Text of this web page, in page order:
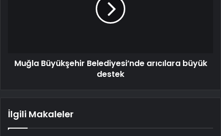
Muğla Büyükşehir Belediyesi’nde arıcılara büyük
destek
İlgili Makaleler